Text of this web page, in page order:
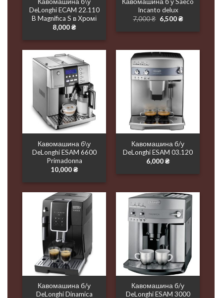
DeLonghi ECAM 22.110
B Magnifica S в Хромі
8,000₴
Incanto delux
7,000₴ Оригінальна
ціна:
6,500₴Поточна
Кавомашина б\у
DeLonghi ESAM 6600
Primadonna
10,000₴
Кавомашина б/у
DeLonghi ESAM 03.120
6,000₴
Кавомашина б/у
DeLonghi Dinamica
Кавомашина б/у
DeLonghi ESAM 3000